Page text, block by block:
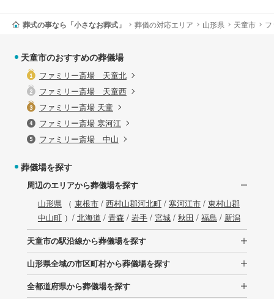
葬式の事なら「小さなお葬式」 葬儀の対応エリア 山形県 天童市
天童市のおすすめの葬儀場
ファミリー斎場 天童北
ファミリー斎場 天童西
ファミリー斎場 天童
ファミリー斎場 寒河江
ファミリー斎場 中山
葬儀場を探す
周辺のエリアから葬儀場を探す
山形県（ 東根市/ 西村山郡河北町/ 寒河江市/ 東村山郡
中山町）/ 北海道 / 青森 / 岩手/ 宮城/ 秋田 / 福島 / 新潟
天童市の駅沿線から葬儀場を探す
山形県全域の市区町村から葬儀場を探す
全都道府県から葬儀場を探す